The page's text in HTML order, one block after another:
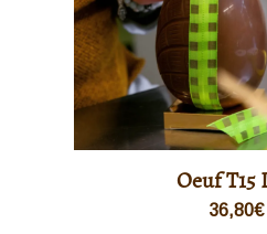
Oeuf T15
36,80€